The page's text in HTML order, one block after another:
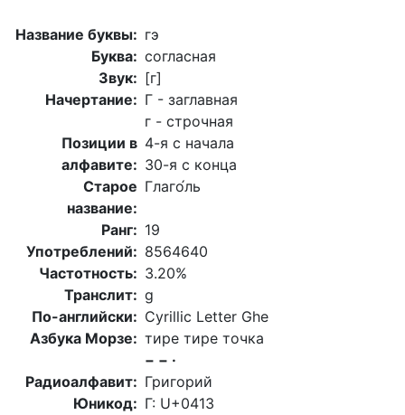
Название буквы: гэ
Буква: согласная
Звук: [г]
Начертание: Г - заглавная
г - строчная
Позиции в
алфавите:
4-я с начала
30-я с конца
Старое
название:
Глаго́ль
Ранг: 19
Употреблений: 8564640
Частотность: 3.20%
Транслит: g
По-английски: Cyrillic Letter Ghe
Азбука Морзе: тире тире точка
− − ·
Радиоалфавит: Григорий
Юникод: Г: U+0413